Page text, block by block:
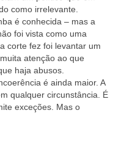
como irrelevante.
é conhecida – mas a
foi vista como uma
corte fez foi levantar um
atenção ao que
haja abusos.
é ainda maior. A
qualquer circunstância. É
exceções. Mas o